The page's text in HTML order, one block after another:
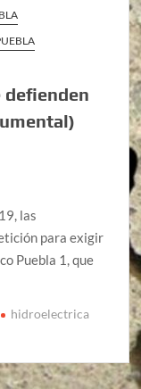
las
para exigir
Puebla 1, que
hidroelectrica